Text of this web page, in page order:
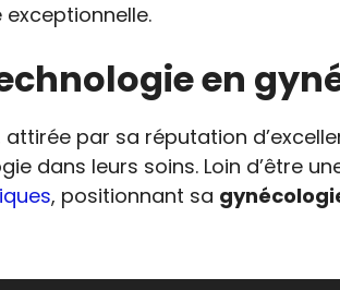
en
attirée par sa réputation
dans leurs soins. Loin d’être
, positionnant sa